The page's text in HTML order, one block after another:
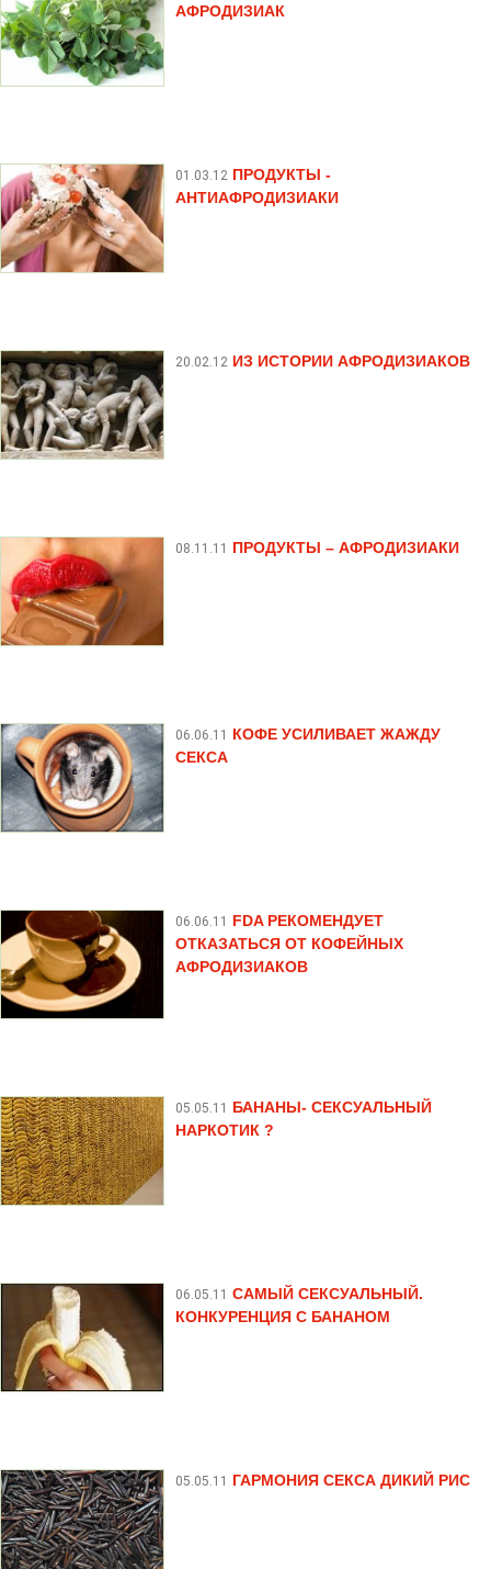
АФРОДИЗИАК
01.03.12 ПРОДУКТЫ -
АНТИАФРОДИЗИАКИ
20.02.12 ИЗ ИСТОРИИ АФРОДИЗИАКОВ
08.11.11 ПРОДУКТЫ – АФРОДИЗИАКИ
06.06.11 КОФЕ УСИЛИВАЕТ ЖАЖДУ
СЕКСА
06.06.11 FDA РЕКОМЕНДУЕТ
ОТКАЗАТЬСЯ ОТ КОФЕЙНЫХ
АФРОДИЗИАКОВ
05.05.11 БАНАНЫ- СЕКСУАЛЬНЫЙ
НАРКОТИК ?
06.05.11 САМЫЙ СЕКСУАЛЬНЫЙ.
КОНКУРЕНЦИЯ С БАНАНОМ
05.05.11 ГАРМОНИЯ СЕКСА ДИКИЙ РИС